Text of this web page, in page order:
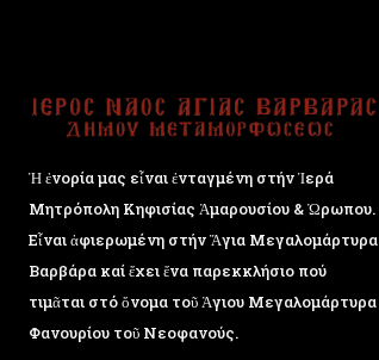
Ἡ ἐνορία μας εἶναι ἐνταγμένη στήν Ἱερά
Μητρόπολη Κηφισίας Ἁμαρουσίου & Ὠρωπου.
Εἶναι ἀφιερωμένη στήν Ἅγια Μεγαλομάρτυρα
Βαρβάρα καί ἔχει ἕνα παρεκκλήσιο πού
τιμᾶται στό ὄνομα τοῦ Ἁγιου Μεγαλομάρτυρα
Φανουρίου τοῦ Νεοφανούς.